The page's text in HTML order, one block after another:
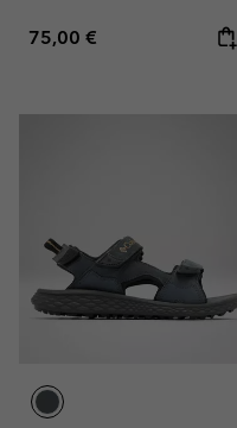
Regular price:
75,00 €